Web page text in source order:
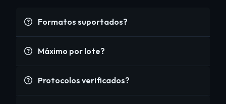
Formatos suportados?
Máximo por lote?
Protocolos verificados?